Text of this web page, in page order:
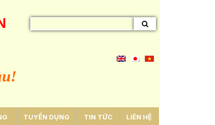
TUYỂN DỤNG TIN TỨC LIÊN HỆ